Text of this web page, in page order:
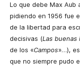
Lo que debe Max Aub
pidiendo en 1956 fue
de la libertad para
decisivas (Las buenas
de los «Campos»…),
que no siempre pudo